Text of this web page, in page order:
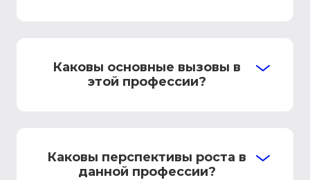
Каковы основные вызовы в
этой профессии?
Каковы перспективы роста в
данной профессии?